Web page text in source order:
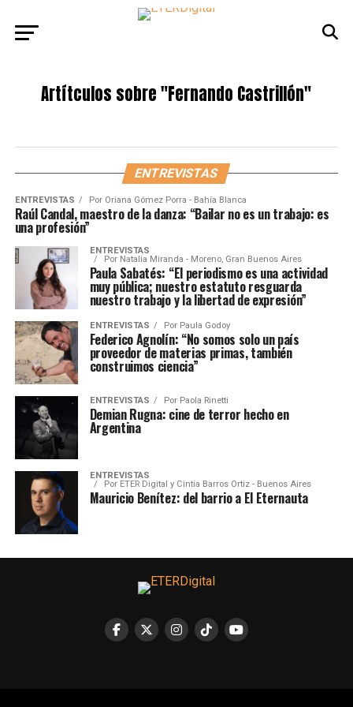
Artítculos sobre"Fernando Castrillón"
ENTREVISTAS
ENTREVISTAS Por Oriana Gómez Porra - Bahía Blanca
Raúl Candal, maestro de la danza: “Bailar no es un trabajo: es
una profesión”
ENTREVISTAS
Por Natalia Miranda - Moreno, Gran Buenos Aires
Paula Sabatés: “El periodismo es una actividad
muy pública; nuestro estatuto resguarda
nuestro trabajo y la libertad de expresión”
ENTREVISTAS Por Paula Godoy
Federico Agnolín: “No somos solo un país
proveedor de materias primas, también
construimos ciencia”
ENTREVISTAS Por Paola Rinetti
Demian Rugna: cine de terror hecho en
Argentina
ENTREVISTAS
Por ETER Digital y Cintia Barros Ortiz - Buenos Aires
Mauricio Benítez: del barrio a El Eternauta